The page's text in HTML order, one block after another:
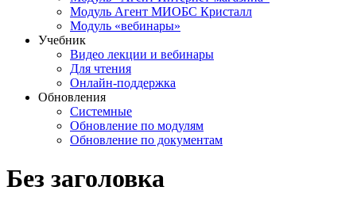
Модуль Агент МИОБС Кристалл
Модуль «вебинары»
Учебник
Видео лекции и вебинары
Для чтения
Онлайн-поддержка
Обновления
Системные
Обновление по модулям
Обновление по документам
Без заголовка